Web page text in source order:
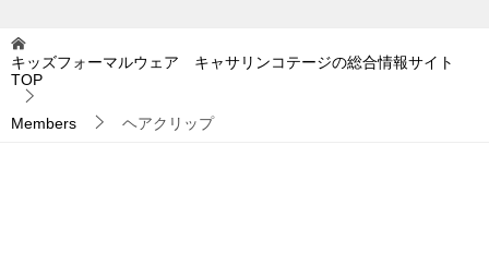
キッズフォーマルウェア キャサリンコテージの総合情報サイト
TOP
Members ヘアクリップ